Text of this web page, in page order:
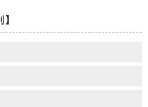
】